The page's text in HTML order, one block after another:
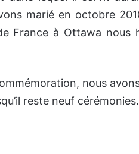
marié en octobre
France à Ottawa nous
nous
reste neuf cérémonies.